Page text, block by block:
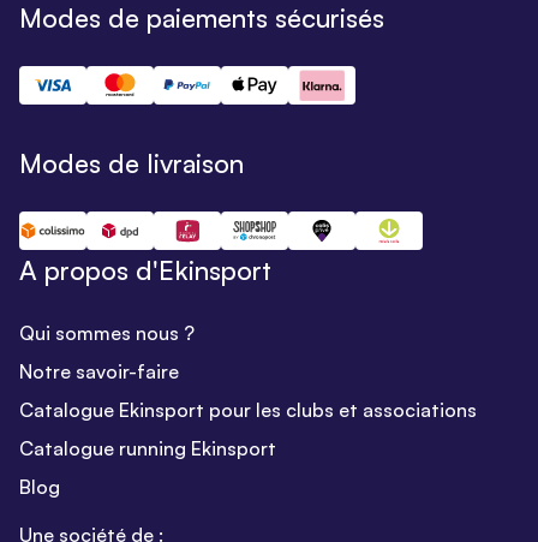
Modes de paiements sécurisés
Modes de livraison
A propos d'Ekinsport
Qui sommes nous ?
Notre savoir-faire
Catalogue Ekinsport pour les clubs et associations
Catalogue running Ekinsport
Blog
Une société de :